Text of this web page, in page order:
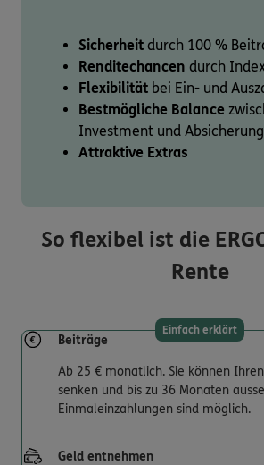
Sicherheit durch 100 %
Renditechancen durch
Flexibilität bei Ein- und
Bestmögliche Balance
Investment und Absicherung
Attraktive Extras
So flexibel ist die
Rente
Einfach erklärt
Beiträge
Ab 25 € monatlich. Sie können
senken und bis zu 36 Monaten
Einmaleinzahlungen sind möglich.
Geld entnehmen